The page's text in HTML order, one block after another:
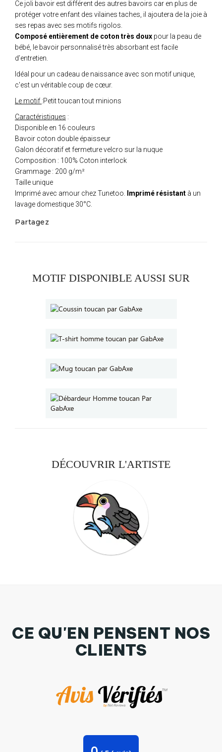
Ce joli bavoir est différent des autres bavoirs car en plus de
protéger votre enfant des vilaines taches, il ajoutera de la joie à
ses repas avec ses motifs rigolos.
Composé entièrement de coton très doux pour la peau de
bébé, le bavoir personnalisé très absorbant est facile
d’entretien.
Idéal pour un cadeau de naissance avec son motif unique,
c'est un véritable coup de cœur.
Le motif :Petit toucan tout minions
Caractéristiques :
Disponible en 16 couleurs
Bavoir coton double épaisseur
Galon décoratif et fermeture velcro sur la nuque
Composition : 100% Coton interlock
Grammage : 200 g/m²
Taille unique
Imprimé avec amour chez Tunetoo.
Imprimé résistant à un
lavage domestique 30°C.
Partagez
MOTIF DISPONIBLE AUSSI SUR
DÉCOUVRIR L'ARTISTE
CE QU'EN PENSENT NOS
CLIENTS